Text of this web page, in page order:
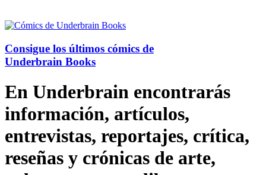
Consigue los últimos cómics de
Underbrain Books
En Underbrain encontrarás
información, artículos,
entrevistas, reportajes, crítica,
reseñas y crónicas de arte,